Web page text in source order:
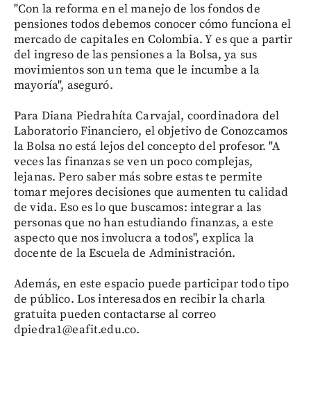
"Con la reforma en el manejo de los fondos de
pensiones todos debemos conocer cómo funciona el
mercado de capitales en Colombia. Y es que a partir
del ingreso de las pensiones a la Bolsa, ya sus
movimientos son un tema que le incumbe a la
mayoría", aseguró.
Para Diana Piedrahíta Carvajal, coordinadora del
Laboratorio Financiero, el objetivo de Conozcamos
la Bolsa no está lejos del concepto del profesor. "A
veces las finanzas se ven un poco complejas,
lejanas. Pero saber más sobre estas te permite
tomar mejores decisiones que aumenten tu calidad
de vida. Eso es lo que buscamos: integrar a las
personas que no han estudiando finanzas, a este
aspecto que nos involucra a todos", explica la
docente de la Escuela de Administración.
Además, en este espacio puede participar todo tipo
de público. Los interesados en recibir la charla
gratuita pueden contactarse al correo
dpiedra1@eafit.edu.co.